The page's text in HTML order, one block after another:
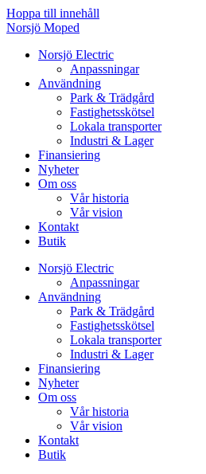
Hoppa till innehåll
Norsjö Moped
Norsjö Electric
Anpassningar
Användning
Park & Trädgård
Fastighetsskötsel
Lokala transporter
Industri & Lager
Finansiering
Nyheter
Om oss
Vår historia
Vår vision
Kontakt
Butik
Norsjö Electric
Anpassningar
Användning
Park & Trädgård
Fastighetsskötsel
Lokala transporter
Industri & Lager
Finansiering
Nyheter
Om oss
Vår historia
Vår vision
Kontakt
Butik